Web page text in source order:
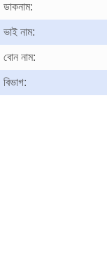
ডাকনাম:
ভাই নাম:
বোন নাম:
বিভাগ: